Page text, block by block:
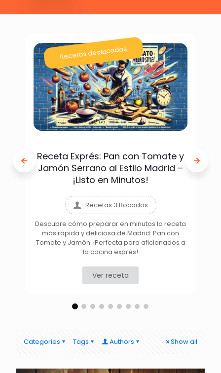
Recetas destacadas
Receta Exprés: Pan con Tomate y
Jamón Serrano al Estilo Madrid –
¡Listo en Minutos!
Recetas 3 Bocados
Descubre cómo preparar en minutos la receta
más rápida y deliciosa de Madrid: Pan con
Tomate y Jamón. ¡Perfecta para aficionados a
la cocina exprés!
Ver receta
Categories Tags Authors Show all